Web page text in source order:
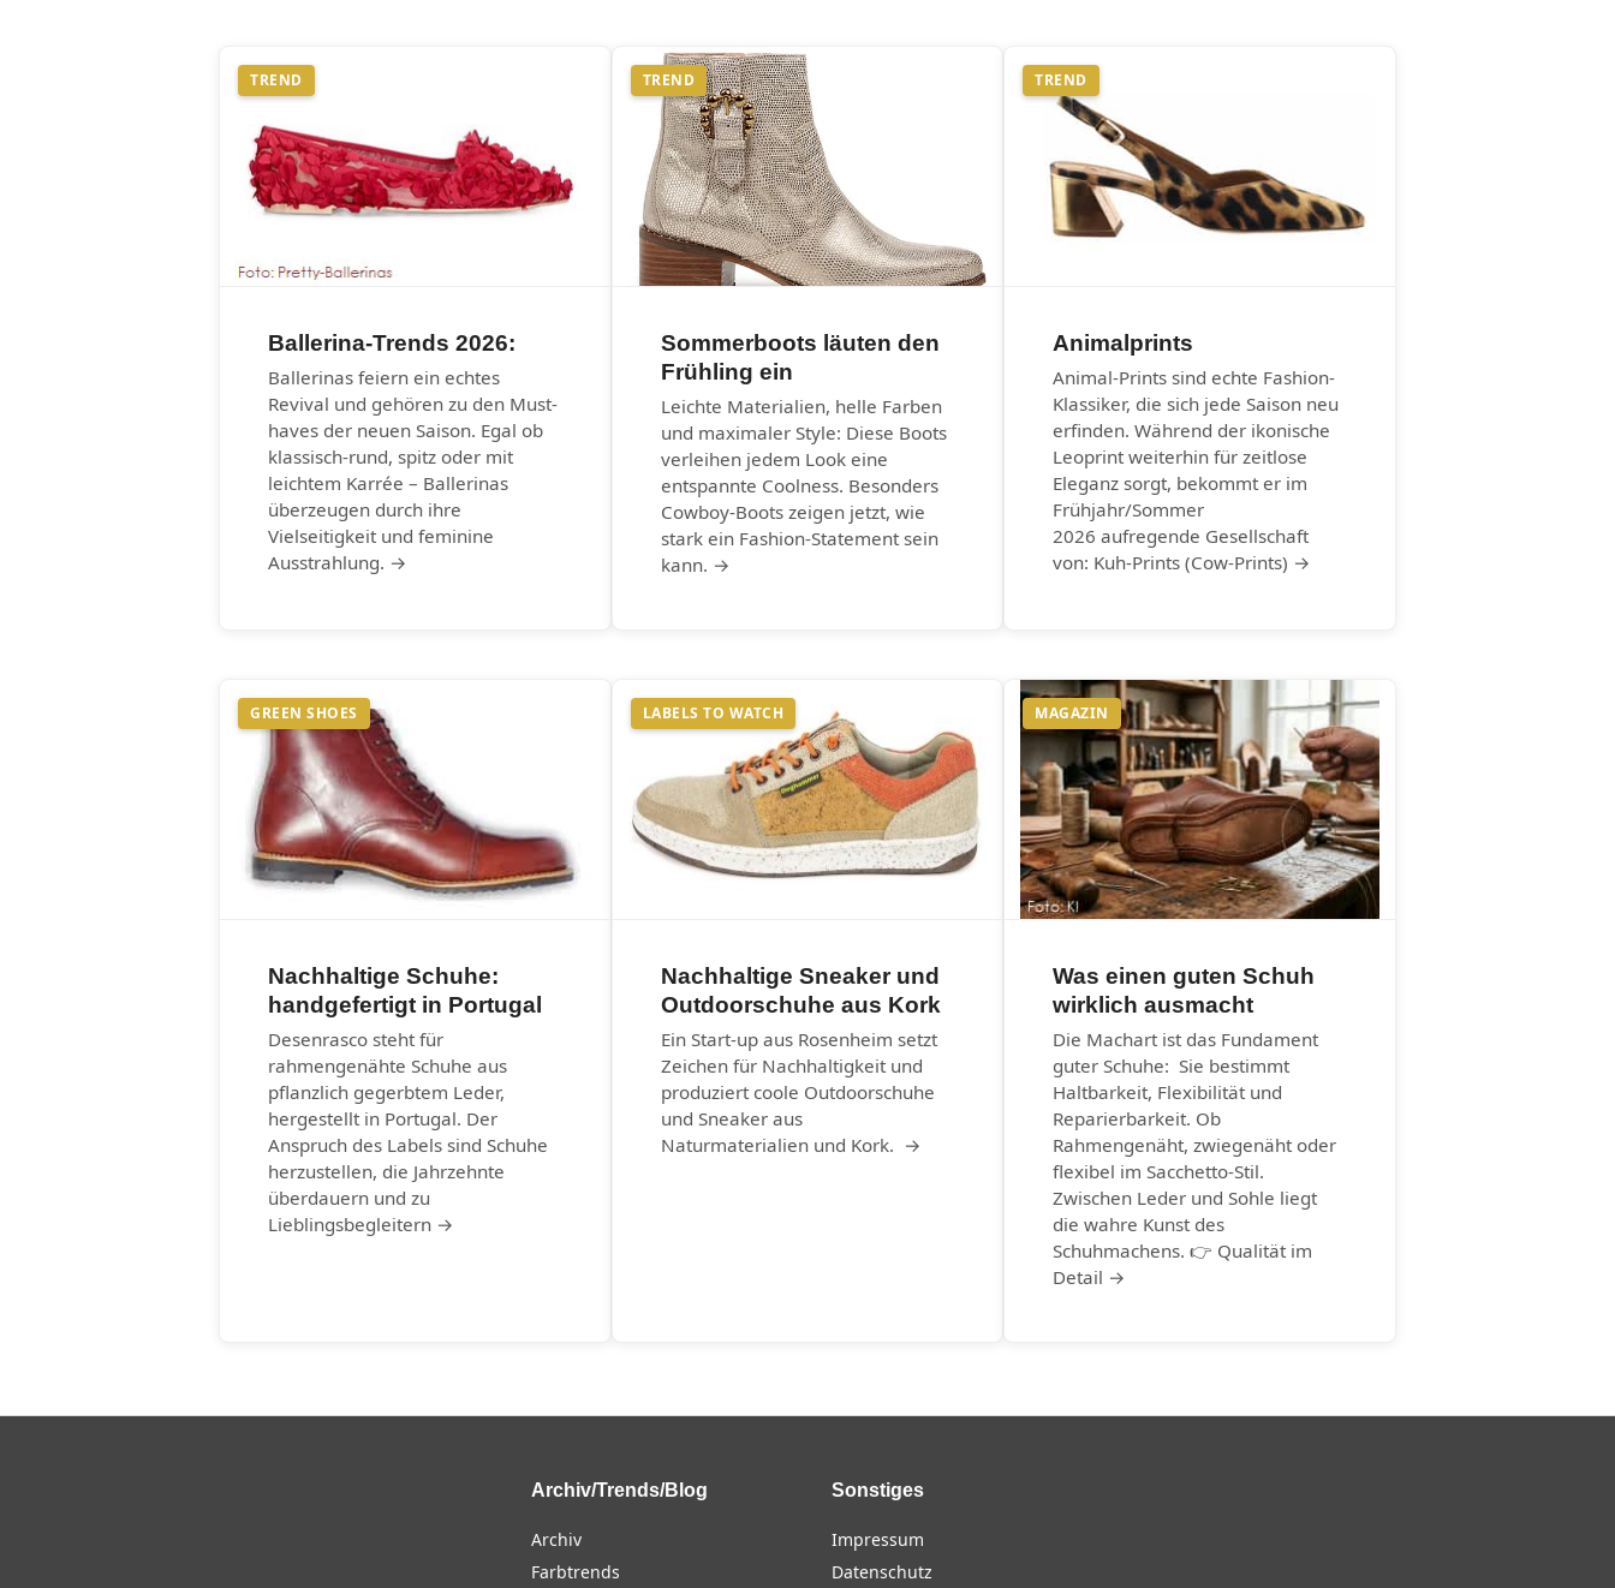
TREND
Ballerina-Trends 2026:
Ballerinas feiern ein echtes
Revival und gehören zu den Must-
haves der neuen Saison. Egal ob
klassisch-rund, spitz oder mit
leichtem Karrée – Ballerinas
überzeugen durch ihre
Vielseitigkeit und feminine
Ausstrahlung. →
TREND
Sommerboots läuten den
Frühling ein
Leichte Materialien, helle Farben
und maximaler Style: Diese Boots
verleihen jedem Look eine
entspannte Coolness. Besonders
Cowboy-Boots zeigen jetzt, wie
stark ein Fashion-Statement sein
kann. →
TREND
Animalprints
Animal-Prints sind echte Fashion-
Klassiker, die sich jede Saison neu
erfinden. Während der ikonische
Leoprint weiterhin für zeitlose
Eleganz sorgt, bekommt er im
Frühjahr/Sommer
2026 aufregende Gesellschaft
von: Kuh-Prints (Cow-Prints) →
GREEN SHOES
Nachhaltige Schuhe:
handgefertigt in Portugal
Desenrasco steht für
rahmengenähte Schuhe aus
pflanzlich gegerbtem Leder,
hergestellt in Portugal. Der
Anspruch des Labels sind Schuhe
herzustellen, die Jahrzehnte
überdauern und zu
Lieblingsbegleitern →
LABELS TO WATCH
Nachhaltige Sneaker und
Outdoorschuhe aus Kork
Ein Start-up aus Rosenheim setzt
Zeichen für Nachhaltigkeit und
produziert coole Outdoorschuhe
und Sneaker aus
Naturmaterialien und Kork. →
MAGAZIN
Was einen guten Schuh
wirklich ausmacht
Die Machart ist das Fundament
guter Schuhe: Sie bestimmt
Haltbarkeit, Flexibilität und
Reparierbarkeit. Ob
Rahmengenäht, zwiegenäht oder
flexibel im Sacchetto-Stil.
Zwischen Leder und Sohle liegt
die wahre Kunst des
Schuhmachens. 👉 Qualität im
Detail →
Archiv/Trends/Blog
Archiv
Farbtrends
Sonstiges
Impressum
Datenschutz